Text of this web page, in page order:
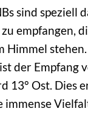
sind speziell
empfangen,
Himmel
der Empfang
13° Ost. Dies
immense